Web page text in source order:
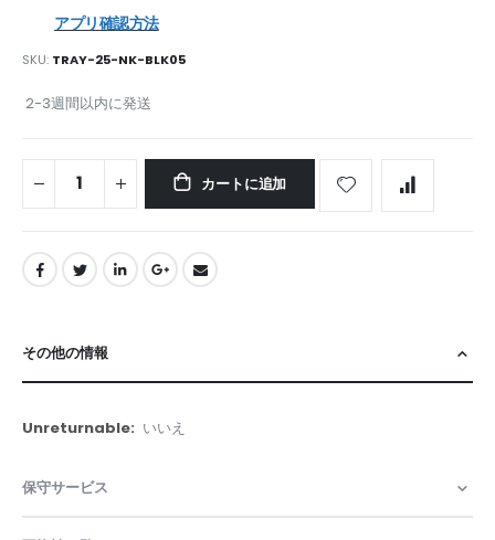
アプリ確認方法
SKU TRAY-25-NK-BLK05
2-3週間以内に発送
カートに追加
その他の情報
そ
の
情
いいえ
保守サービス